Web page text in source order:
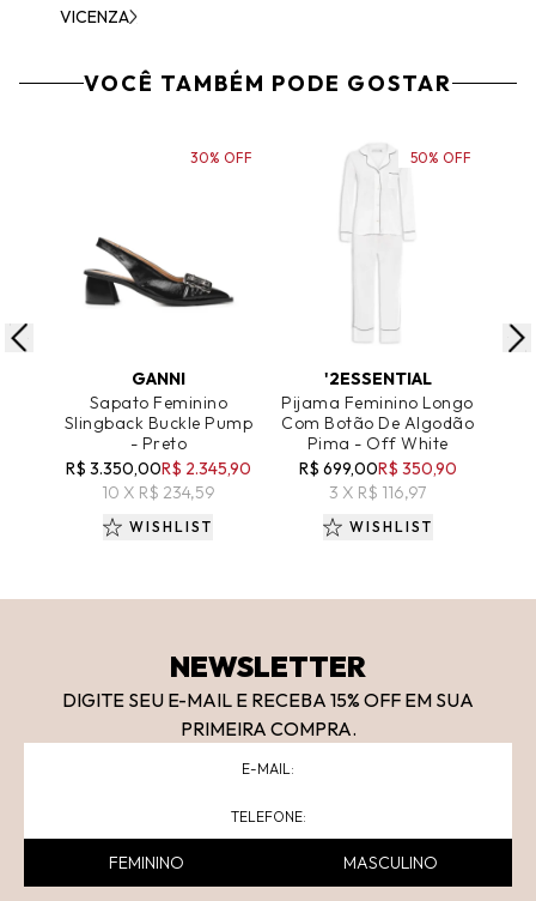
VICENZA
VOCÊ TAMBÉM PODE GOSTAR
GANNI
Sapato Feminino
Slingback Buckle Pump
- Preto
R$ 3.350,00R$ 2.345,90
10 X R$ 234,59
30% OFF
WISHLIST
ADICIONAR AO CARRINHO
'2ESSENTIAL
Pijama Feminino Longo
Com Botão De Algodão
Pima - Off White
R$ 699,00R$ 350,90
3 X R$ 116,97
50% OFF
WISHLIST
NEWSLETTER
DIGITE SEU E-MAIL E RECEBA 15% OFF EM SUA
PRIMEIRA COMPRA.
FEMININO MASCULINO